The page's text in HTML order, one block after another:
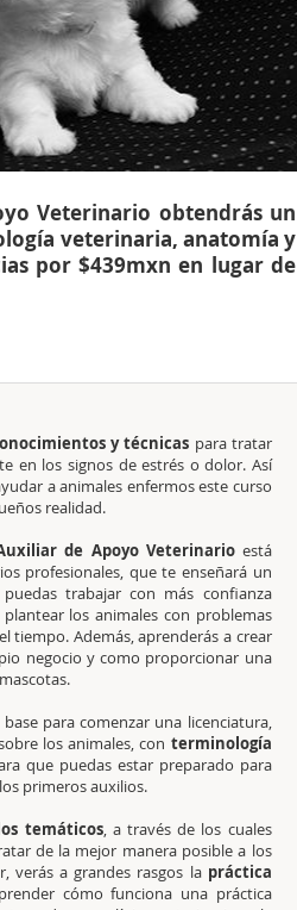
Veterinario obtendrás un
veterinaria, anatomía y
por $439mxn en lugar de
y técnicas para tratar
en los signos de estrés o dolor. Así
a animales enfermos este curso
realidad.
de Apoyo Veterinarioestá
profesionales, que te enseñará un
trabajar con más confianza
los animales con problemas
tiempo. Además, aprenderás a crear
negocio y como proporcionar una
para comenzar una licenciatura,
los animales, con terminología
que puedas estar preparado para
primeros auxilios.
temáticos, a través de los cuales
de la mejor manera posible a los
verás a grandes rasgos la práctica
cómo funciona una práctica